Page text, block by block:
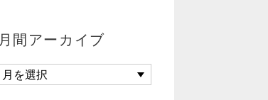
月間アーカイブ